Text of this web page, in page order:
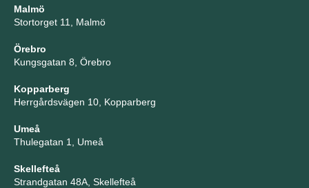
Malmö
Stortorget 11, Malmö
Örebro
Kungsgatan 8, Örebro
Kopparberg
Herrgårdsvägen 10, Kopparberg
Umeå
Thulegatan 1, Umeå
Skellefteå
Strandgatan 48A, Skellefteå